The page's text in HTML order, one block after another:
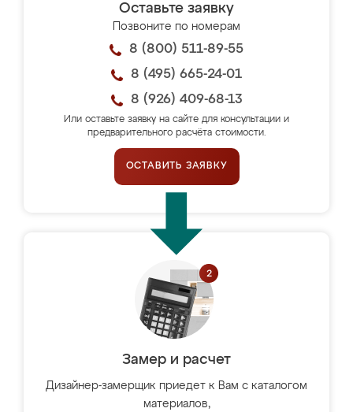
Оставьте заявку
Позвоните по номерам
8 (800) 511-89-55
8 (495) 665-24-01
8 (926) 409-68-13
Или оставьте заявку на сайте для консультации и
предварительного расчёта стоимости.
ОСТАВИТЬ ЗАЯВКУ
Замер и расчет
Дизайнер-замерщик приедет к Вам с каталогом
материалов,